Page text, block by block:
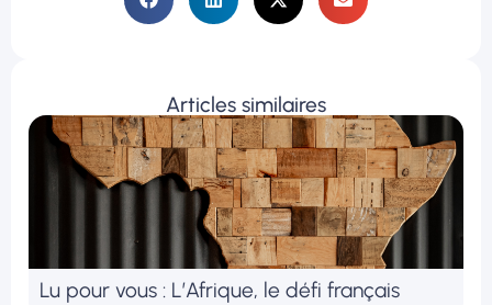
Articles similaires
Lu pour vous : L’Afrique, le défi français